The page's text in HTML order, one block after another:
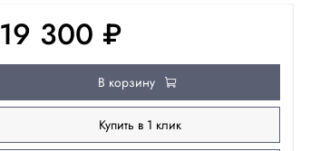
19 300 ₽
В корзину
Купить в 1 клик